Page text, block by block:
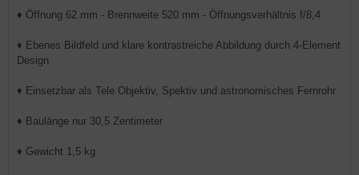
♦ Öffnung 62 mm - Brennweite 520 mm - Öffnungsverhältnis f/8,4
♦ Ebenes Bildfeld und klare kontrastreiche Abbildung durch 4-Element
Design
♦ Einsetzbar als Tele Objektiv, Spektiv und astronomisches Fernrohr
♦ Baulänge nur 30,5 Zentimeter
♦ Gewicht 1,5 kg